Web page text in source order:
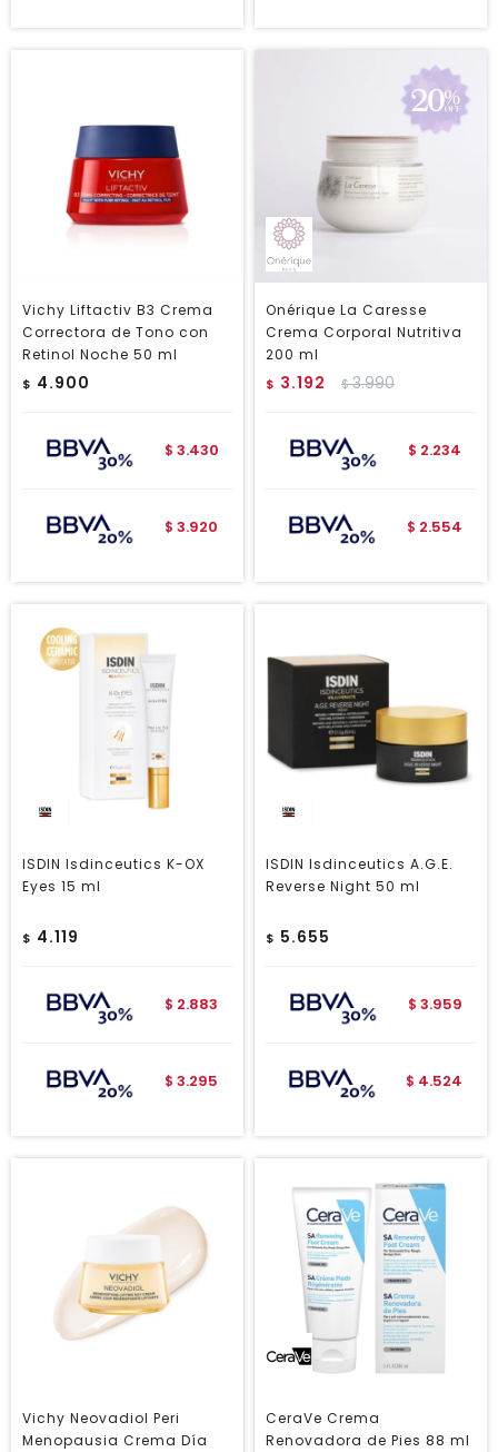
Vichy Liftactiv B3 Crema
Correctora de Tono con
Retinol Noche 50 ml
$ 4.900
$ 3.430
$ 3.920
Onérique La Caresse
Crema Corporal Nutritiva
200 ml
$ 3.192 $3.990
$ 2.234
$ 2.554
ISDIN Isdinceutics K-OX
Eyes 15 ml
$ 4.119
$ 2.883
$ 3.295
ISDIN Isdinceutics A.G.E.
Reverse Night 50 ml
$ 5.655
$ 3.959
$ 4.524
Vichy Neovadiol Peri
Menopausia Crema Día
CeraVe Crema
Renovadora de Pies 88 ml